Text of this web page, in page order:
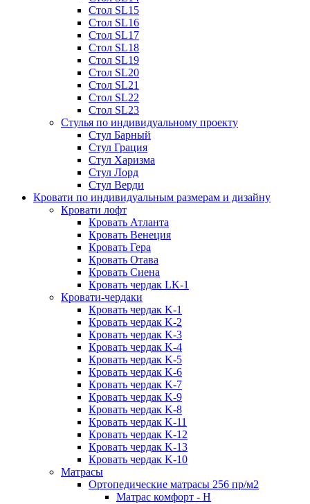
Стол SL15
Стол SL16
Стол SL17
Стол SL18
Стол SL19
Стол SL20
Стол SL21
Стол SL22
Стол SL23
Стулья по индивидуальному проекту
Стул Барный
Стул Грация
Стул Харизма
Стул Лорд
Стул Верди
Кровати по индивидуальным размерам и дизайну
Кровати лофт
Кровать Атланта
Кровать Венеция
Кровать Гера
Кровать Отава
Кровать Сиена
Кровать чердак LK-1
Кровати-чердаки
Кровать чердак K-1
Кровать чердак K-2
Кровать чердак K-3
Кровать чердак K-4
Кровать чердак K-5
Кровать чердак K-6
Кровать чердак K-7
Кровать чердак K-9
Кровать чердак K-8
Кровать чердак K-11
Кровать чердак K-12
Кровать чердак K-13
Кровать чердак K-10
Матрасы
Ортопедические матрасы 256 пр/м2
Матрас комфорт - Н